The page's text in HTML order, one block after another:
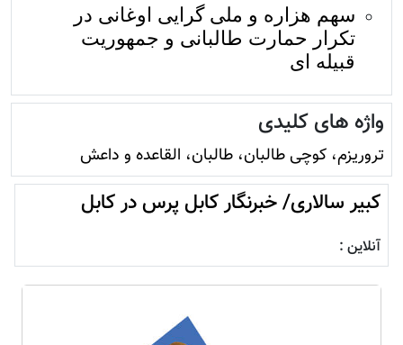
سهم هزاره و ملی گرایی اوغانی در
تکرار حمارت طالبانی و جمهوریت
قبیله ای
واژه های کلیدی
تروريزم، کوچی طالبان، طالبان، القاعده و داعش
کبیر سالاری/ خبرنگار کابل پرس در کابل
آنلاین :